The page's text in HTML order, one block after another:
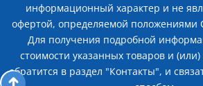
информационный характер и не
офертой, определяемой положениями
Для получения подробной
стоимости указанных товаров и (или)
обратится в раздел "Контакты", и